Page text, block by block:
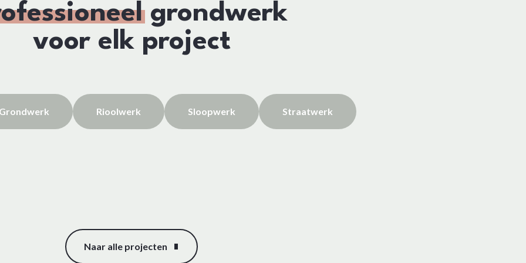
grondwerk
voor elk project
Grondwerk Rioolwerk Sloopwerk Straatwerk
Naar alle projecten